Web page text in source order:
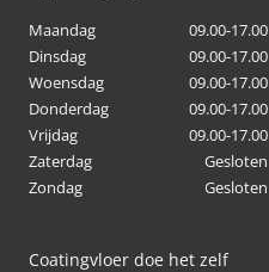
Maandag
09.00-17.00
Dinsdag
09.00-17.00
Woensdag
09.00-17.00
Donderdag
09.00-17.00
Vrijdag
09.00-17.00
Zaterdag
Gesloten
Zondag
Gesloten
Coatingvloer doe het zelf